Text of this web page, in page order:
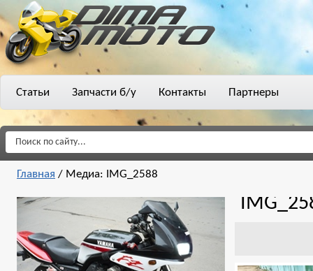
Статьи Запчасти б/у Контакты Партнеры
Главная / Медиа: IMG_2588